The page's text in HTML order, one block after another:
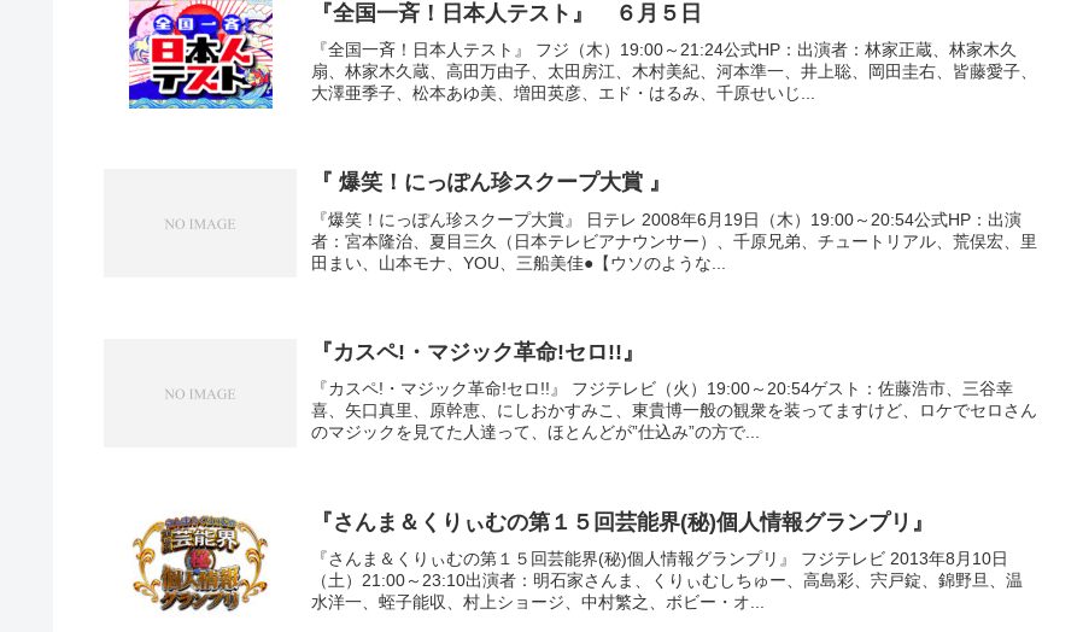
『全国一斉！日本人テスト』 ６月５日
『全国一斉！日本人テスト』 フジ（木）19:00～21:24公式HP：出演者：林家正蔵、林家木久
扇、林家木久蔵、高田万由子、太田房江、木村美紀、河本準一、井上聡、岡田圭右、皆藤愛子、
大澤亜季子、松本あゆ美、増田英彦、エド・はるみ、千原せいじ...
『 爆笑！にっぽん珍スクープ大賞 』
『爆笑！にっぽん珍スクープ大賞』 日テレ 2008年6月19日（木）19:00～20:54公式HP：出演
者：宮本隆治、夏目三久（日本テレビアナウンサー）、千原兄弟、チュートリアル、荒俣宏、里
田まい、山本モナ、YOU、三船美佳●【ウソのような...
『カスペ!・マジック革命!セロ!!』
『カスペ!・マジック革命!セロ!!』 フジテレビ（火）19:00～20:54ゲスト：佐藤浩市、三谷幸
喜、矢口真里、原幹恵、にしおかすみこ、東貴博一般の観衆を装ってますけど、ロケでセロさん
のマジックを見てた人達って、ほとんどが”仕込み”の方で...
『さんま＆くりぃむの第１５回芸能界(秘)個人情報グランプリ』
『さんま＆くりぃむの第１５回芸能界(秘)個人情報グランプリ』 フジテレビ 2013年8月10日
（土）21:00～23:10出演者：明石家さんま、くりぃむしちゅー、高島彩、宍戸錠、錦野旦、温
水洋一、蛭子能収、村上ショージ、中村繁之、ボビー・オ...